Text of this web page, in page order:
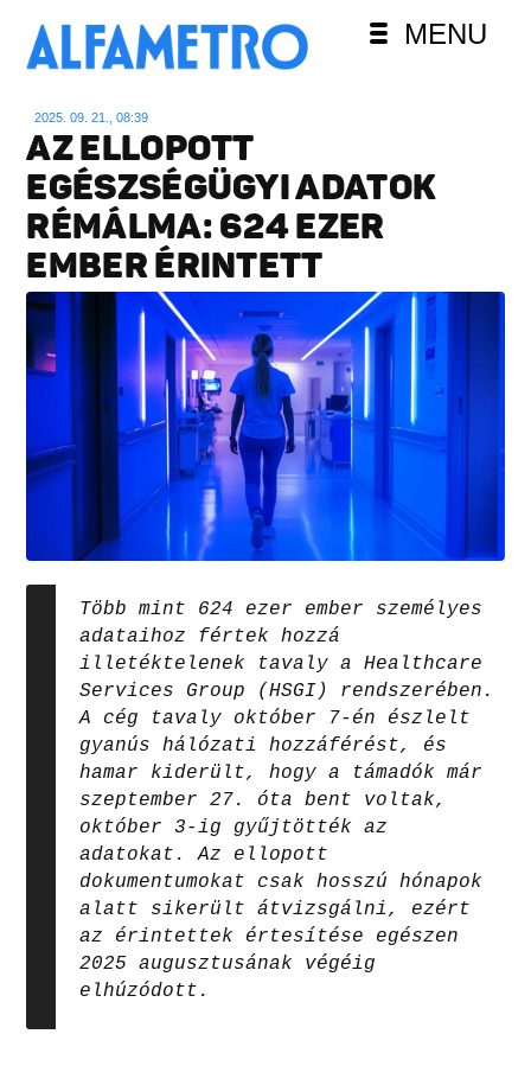
MENU
2025. 09. 21., 08:39
AZ ELLOPOTT
EGÉSZSÉGÜGYI ADATOK
RÉMÁLMA: 624 EZER
EMBER ÉRINTETT
Több mint 624 ezer ember személyes
adataihoz fértek hozzá
illetéktelenek tavaly a Healthcare
Services Group (HSGI) rendszerében.
A cég tavaly október 7-én észlelt
gyanús hálózati hozzáférést, és
hamar kiderült, hogy a támadók már
szeptember 27. óta bent voltak,
október 3-ig gyűjtötték az
adatokat. Az ellopott
dokumentumokat csak hosszú hónapok
alatt sikerült átvizsgálni, ezért
az érintettek értesítése egészen
2025 augusztusának végéig
elhúzódott.